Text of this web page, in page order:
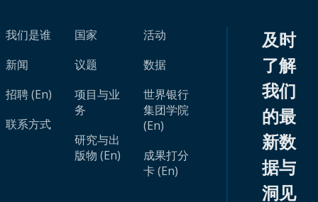
我们是谁
新闻
招聘 (En)
联系方式
国家
议题
项目与业
务
研究与出
版物 (En)
活动
数据
世界银行
集团学院
(En)
成果打分
卡 (En)
及时
了解
我们
的最
新数
据与
洞见